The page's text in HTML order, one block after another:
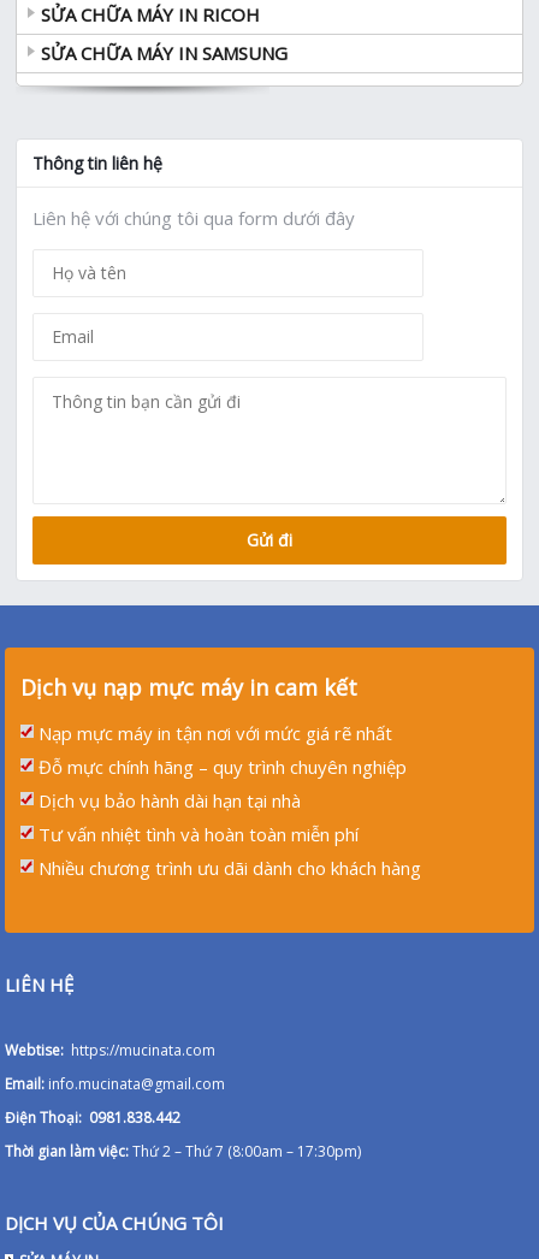
SỬA CHỮA MÁY IN RICOH
SỬA CHỮA MÁY IN SAMSUNG
Thông tin liên hệ
Liên hệ với chúng tôi qua form dưới đây
Dịch vụ nạp mực máy in cam kết
Nạp mực máy in tận nơi với mức giá rẽ nhất
Đỗ mực chính hãng – quy trình chuyên nghiệp
Dịch vụ bảo hành dài hạn tại nhà
Tư vấn nhiệt tình và hoàn toàn miễn phí
Nhiều chương trình ưu dãi dành cho khách hàng
LIÊN HỆ
Webtise: https://mucinata.com
Email: info.mucinata@gmail.com
Điện Thoại: 0981.838.442
Thời gian làm việc:Thứ 2 – Thứ 7 (8:00am – 17:30pm)
DỊCH VỤ CỦA CHÚNG TÔI